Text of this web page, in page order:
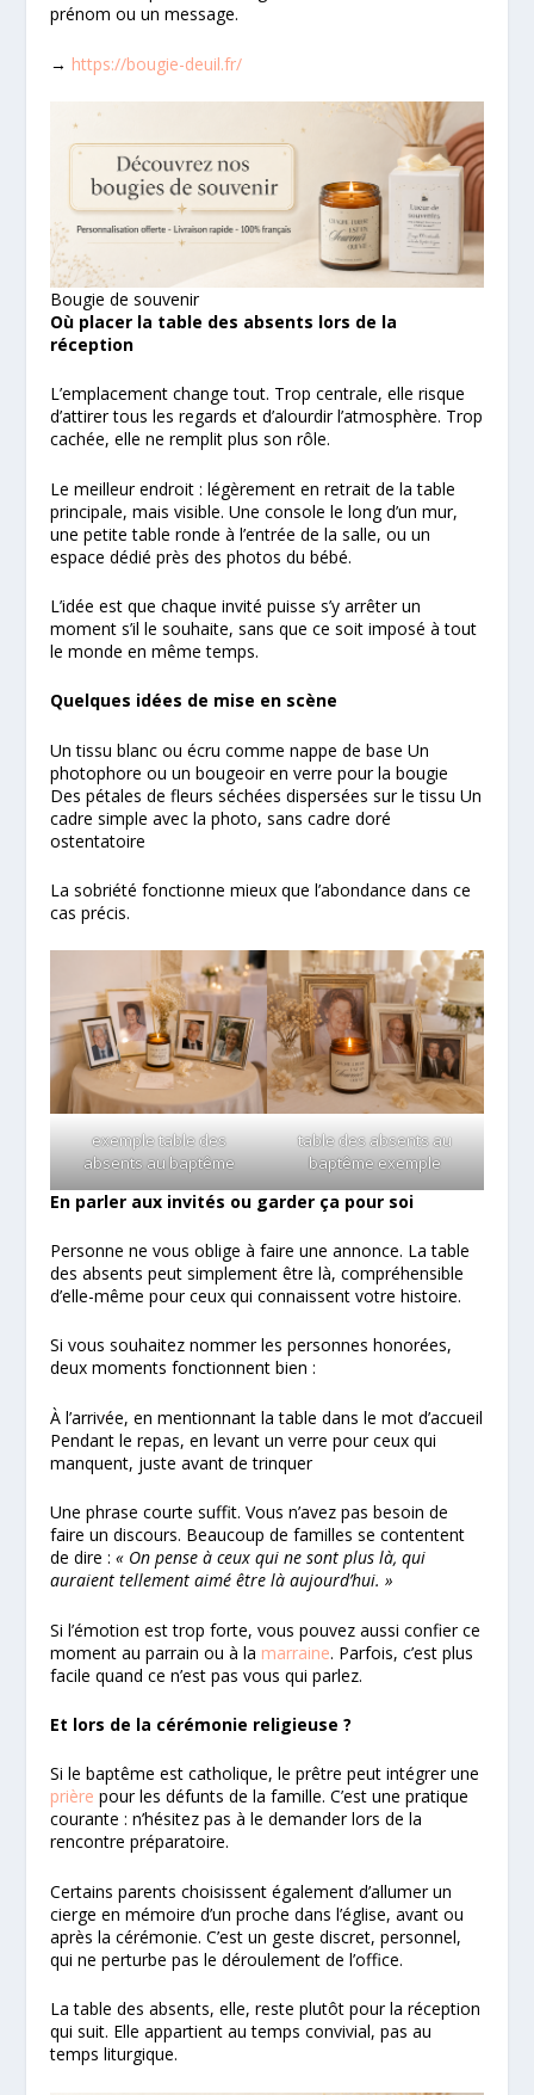
prénom ou un message.
→ https://bougie-deuil.fr/
Bougie de souvenir
Où placer la table des absents lors de la
réception
L’emplacement change tout. Trop centrale, elle risque
d’attirer tous les regards et d’alourdir l’atmosphère. Trop
cachée, elle ne remplit plus son rôle.
Le meilleur endroit : légèrement en retrait de la table
principale, mais visible. Une console le long d’un mur,
une petite table ronde à l’entrée de la salle, ou un
espace dédié près des photos du bébé.
L’idée est que chaque invité puisse s’y arrêter un
moment s’il le souhaite, sans que ce soit imposé à tout
le monde en même temps.
Quelques idées de mise en scène
Un tissu blanc ou écru comme nappe de base Un
photophore ou un bougeoir en verre pour la bougie
Des pétales de fleurs séchées dispersées sur le tissu Un
cadre simple avec la photo, sans cadre doré
ostentatoire
La sobriété fonctionne mieux que l’abondance dans ce
cas précis.
exemple table des
absents au baptême
table des absents au
baptême exemple
En parler aux invités ou garder ça pour soi
Personne ne vous oblige à faire une annonce. La table
des absents peut simplement être là, compréhensible
d’elle-même pour ceux qui connaissent votre histoire.
Si vous souhaitez nommer les personnes honorées,
deux moments fonctionnent bien :
À l’arrivée, en mentionnant la table dans le mot d’accueil
Pendant le repas, en levant un verre pour ceux qui
manquent, juste avant de trinquer
Une phrase courte suffit. Vous n’avez pas besoin de
faire un discours. Beaucoup de familles se contentent
de dire :« On pense à ceux qui ne sont plus là, qui
auraient tellement aimé être là aujourd’hui. »
Si l’émotion est trop forte, vous pouvez aussi confier ce
moment au parrain ou à la marraine. Parfois, c’est plus
facile quand ce n’est pas vous qui parlez.
Et lors de la cérémonie religieuse ?
Si le baptême est catholique, le prêtre peut intégrer une
prière pour les défunts de la famille. C’est une pratique
courante : n’hésitez pas à le demander lors de la
rencontre préparatoire.
Certains parents choisissent également d’allumer un
cierge en mémoire d’un proche dans l’église, avant ou
après la cérémonie. C’est un geste discret, personnel,
qui ne perturbe pas le déroulement de l’office.
La table des absents, elle, reste plutôt pour la réception
qui suit. Elle appartient au temps convivial, pas au
temps liturgique.